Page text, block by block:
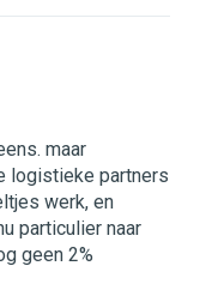
maar
logistieke partners
werk, en
particulier naar
geen 2%